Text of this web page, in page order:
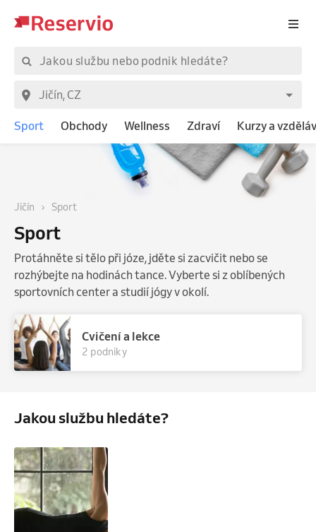
Sport Obchody Wellness Zdraví Kurzy a
Jičín Sport
Sport
Protáhněte si tělo při józe, jděte si zacvičit nebo se
rozhýbejte na hodinách tance. Vyberte si z oblíbených
sportovních center a studií jógy v okolí.
Cvičení a lekce
2 podniky
Jakou službu hledáte?